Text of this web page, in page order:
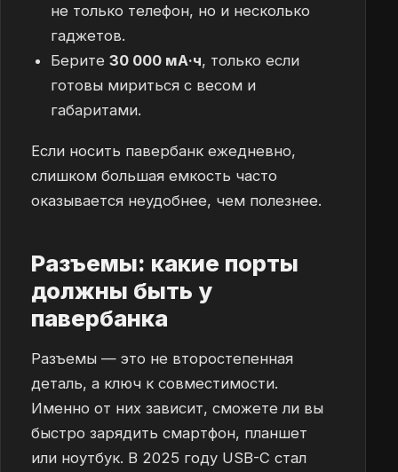
не только телефон, но и несколько
гаджетов.
Берите 30 000 мА·ч, только если
готовы мириться с весом и
габаритами.
Если носить павербанк ежедневно,
слишком большая емкость часто
оказывается неудобнее, чем полезнее.
Разъемы: какие порты
должны быть у
павербанка
Разъемы — это не второстепенная
деталь, а ключ к совместимости.
Именно от них зависит, сможете ли вы
быстро зарядить смартфон, планшет
или ноутбук. В 2025 году USB-C стал